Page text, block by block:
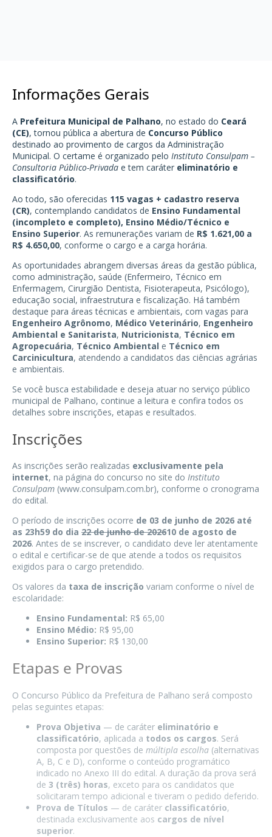
Informações Gerais
A Prefeitura Municipal de Palhano, no estado do Ceará
(CE), tornou pública a abertura de Concurso Público
destinado ao provimento de cargos da Administração
Municipal. O certame é organizado pelo Instituto Consulpam –
Consultoria Público-Privada e tem caráter eliminatório e
classificatório.
Ao todo, são oferecidas 115 vagas + cadastro reserva
(CR), contemplando candidatos de Ensino Fundamental
(incompleto e completo), Ensino Médio/Técnico e
Ensino Superior. As remunerações variam de R$ 1.621,00 a
R$ 4.650,00, conforme o cargo e a carga horária.
As oportunidades abrangem diversas áreas da gestão pública,
como administração, saúde (Enfermeiro, Técnico em
Enfermagem, Cirurgião Dentista, Fisioterapeuta, Psicólogo),
educação social, infraestrutura e fiscalização. Há também
destaque para áreas técnicas e ambientais, com vagas para
Engenheiro Agrônomo, Médico Veterinário, Engenheiro
Ambiental e Sanitarista, Nutricionista, Técnico em
Agropecuária, Técnico Ambiental e Técnico em
Carcinicultura, atendendo a candidatos das ciências agrárias
e ambientais.
Se você busca estabilidade e deseja atuar no serviço público
municipal de Palhano, continue a leitura e confira todos os
detalhes sobre inscrições, etapas e resultados.
Inscrições
As inscrições serão realizadas exclusivamente pela
internet, na página do concurso no site do Instituto
Consulpam (www.consulpam.com.br), conforme o cronograma
do edital.
O período de inscrições ocorre de 03 de junho de 2026 até
as 23h59 do dia 22 de junho de 202610 de agosto de
2026. Antes de se inscrever, o candidato deve ler atentamente
o edital e certificar-se de que atende a todos os requisitos
exigidos para o cargo pretendido.
Os valores da taxa de inscrição variam conforme o nível de
escolaridade:
Ensino Fundamental: R$ 65,00
Ensino Médio: R$ 95,00
Ensino Superior: R$ 130,00
Etapas e Provas
O Concurso Público da Prefeitura de Palhano será composto
pelas seguintes etapas:
Prova Objetiva — de caráter eliminatório e
classificatório, aplicada a todos os cargos. Será
composta por questões de múltipla escolha (alternativas
A, B, C e D), conforme o conteúdo programático
indicado no Anexo III do edital. A duração da prova será
de 3 (três) horas, exceto para os candidatos que
solicitaram tempo adicional e tiveram o pedido deferido.
Prova de Títulos — de caráter classificatório,
destinada exclusivamente aos cargos de nível
superior.